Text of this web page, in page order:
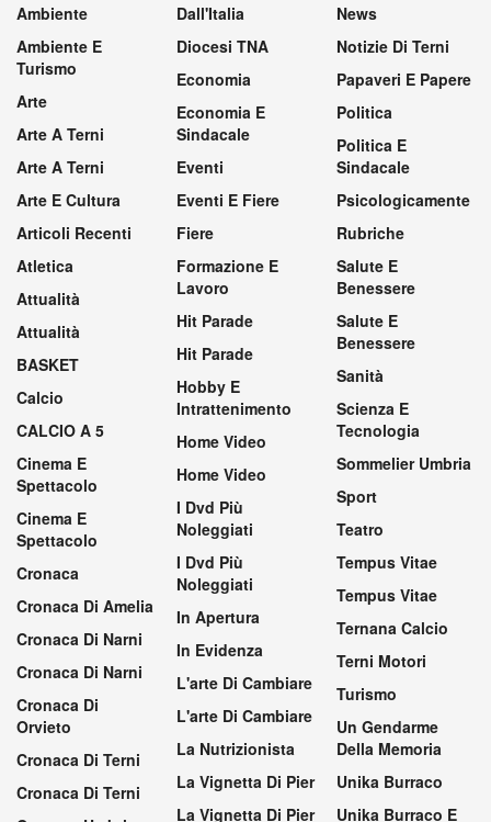
Ambiente
Ambiente E
Turismo
Arte
Arte A Terni
Arte A Terni
Arte E Cultura
Articoli Recenti
Atletica
Attualità
Attualità
BASKET
Calcio
CALCIO A 5
Cinema E
Spettacolo
Cinema E
Spettacolo
Cronaca
Cronaca Di Amelia
Cronaca Di Narni
Cronaca Di Narni
Cronaca Di
Orvieto
Cronaca Di Terni
Cronaca Di Terni
Dall'Italia
Diocesi TNA
Economia
Economia E
Sindacale
Eventi
Eventi E Fiere
Fiere
Formazione E
Lavoro
Hit Parade
Hit Parade
Hobby E
Intrattenimento
Home Video
Home Video
I Dvd Più
Noleggiati
I Dvd Più
Noleggiati
In Apertura
In Evidenza
L'arte Di Cambiare
L'arte Di Cambiare
La Nutrizionista
La Vignetta Di Pier
La Vignetta Di Pier
News
Notizie Di Terni
Papaveri E Papere
Politica
Politica E
Sindacale
Psicologicamente
Rubriche
Salute E
Benessere
Salute E
Benessere
Sanità
Scienza E
Tecnologia
Sommelier Umbria
Sport
Teatro
Tempus Vitae
Tempus Vitae
Ternana Calcio
Terni Motori
Turismo
Un Gendarme
Della Memoria
Unika Burraco
Unika Burraco E